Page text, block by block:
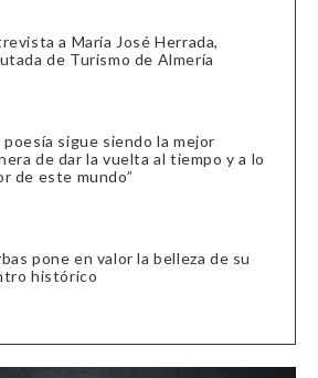
a María José Herrada,
de Turismo de Almería
poesía sigue siendo la mejor
de dar la vuelta al tiempo y a lo
de este mundo”
pone en valor la belleza de su
histórico